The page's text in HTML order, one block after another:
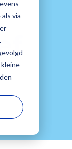
via
Als bestuur
wil je inzicht
in
individuele
leerlinge
juist ook van
Onze
mensen
staan met
in de
Onze kennis
delen we
graag met je.
Onze blogs
vragen
Je vindt hier
antwoorden
veelgestelde
vragen van
de